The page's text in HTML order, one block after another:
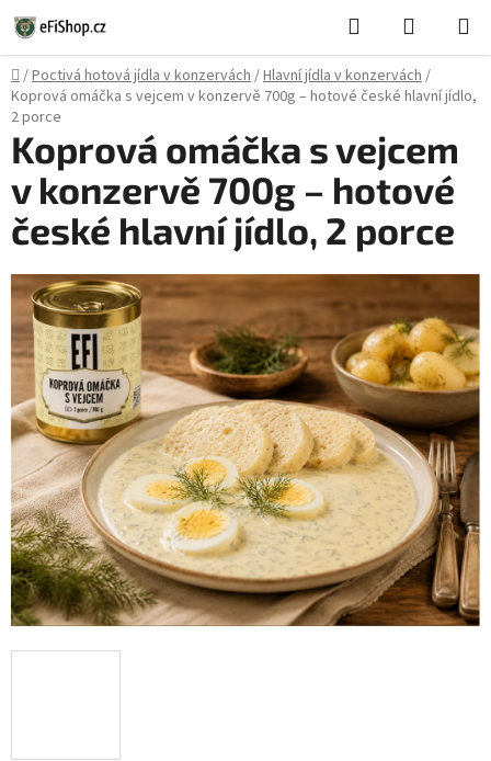
Přejít
na
obsah
Hledat
KOŠÍK
Domů
/Poctivá hotová jídla v konzervách/Hlavní jídla v konzervách/
Koprová omáčka s vejcem v konzervě 700g – hotové české hlavní jídlo,
2 porce
Koprová omáčka s vejcem
v konzervě 700g – hotové
české hlavní jídlo, 2 porce